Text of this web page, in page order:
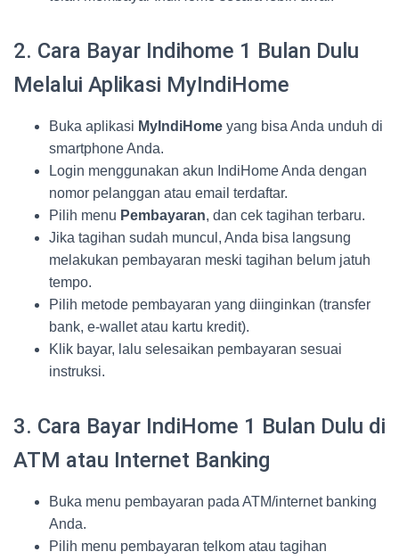
2. Cara Bayar Indihome 1 Bulan Dulu
Melalui Aplikasi MyIndiHome
Buka aplikasi MyIndiHome yang bisa Anda unduh di
smartphone Anda.
Login menggunakan akun IndiHome Anda dengan
nomor pelanggan atau email terdaftar.
Pilih menu Pembayaran, dan cek tagihan terbaru.
Jika tagihan sudah muncul, Anda bisa langsung
melakukan pembayaran meski tagihan belum jatuh
tempo.
Pilih metode pembayaran yang diinginkan (transfer
bank, e-wallet atau kartu kredit).
Klik bayar, lalu selesaikan pembayaran sesuai
instruksi.
3. Cara Bayar IndiHome 1 Bulan Dulu di
ATM atau Internet Banking
Buka menu pembayaran pada ATM/internet banking
Anda.
Pilih menu pembayaran telkom atau tagihan